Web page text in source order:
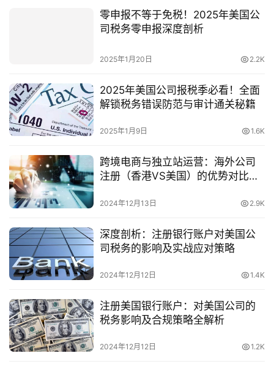
球
金
融
牌
问
答
区
生
态
作
伙
伴
专
注册
零申报不等于免税！2025年美国公
司税务零申报深度剖析
2025年1月20日 2.2K
2025年美国公司报税季必看！全面
解锁税务错误防范与审计通关秘籍
2025年1月9日 1.6K
跨境电商与独立站运营：海外公司
注册（香港VS美国）的优势对比，
2024年12月13日 2.9K
深度剖析：注册银行账户对美国公
司税务的影响及实战应对策略
2024年12月12日 1.4K
注册美国银行账户：对美国公司的
税务影响及合规策略全解析
2024年12月12日 1.2K